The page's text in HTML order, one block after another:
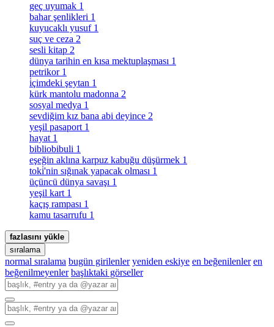
geç uyumak 1
bahar şenlikleri 1
kuyucaklı yusuf 1
suç ve ceza 2
sesli kitap 2
dünya tarihin en kısa mektuplaşması 1
petrikor 1
i̇çimdeki şeytan 1
kürk mantolu madonna 2
sosyal medya 1
sevdiğim kız bana abi deyince 2
yeşil pasaport 1
hayat 1
bibliobibuli 1
eşeğin aklına karpuz kabuğu düşürmek 1
toki̇'nin sığınak yapacak olması 1
üçüncü dünya savaşı 1
yeşil kart 1
kaçış rampası 1
kamu tasarrufu 1
fazlasını yükle
sıralama
normal sıralama bugün girilenler yeniden eskiye en beğenilenler en
beğenilmeyenler başlıktaki görseller